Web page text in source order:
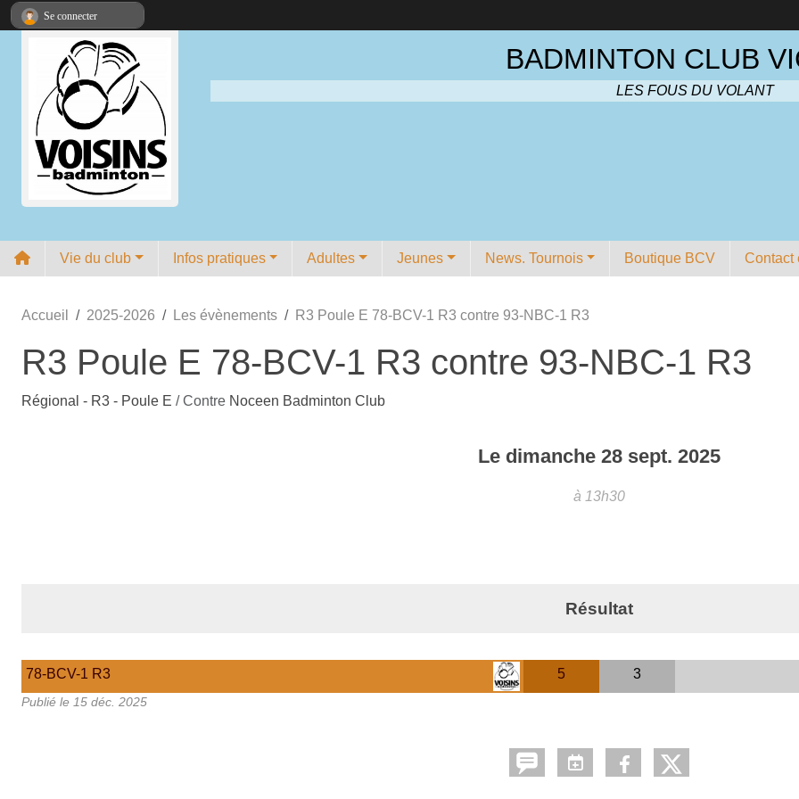
BADMINTON CLUB
LES FOUS DU VOLANT
Vie du club Infos pratiques Adultes Jeunes News. Tournois Boutique BCV Contact
Accueil 2025-2026 Les évènements R3 Poule E 78-BCV-1 R3 contre 93-NBC-1 R3
R3 Poule E 78-BCV-1 R3 contre 93-NBC-1 R3
Régional - R3 - Poule E / Contre Noceen Badminton Club
Le dimanche 28 sept. 2025
à 13h30
Résultat
78-BCV-1 R3 5 3
Publié le 15 déc. 2025
Se connecter
Panneau de gestion des cookies